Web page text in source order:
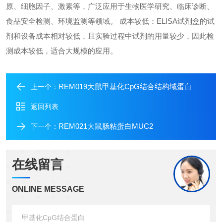
原、细胞因子、激素等，广泛应用于生物医学研究、临床诊断、
食品安全检测、环境监测等领域。 成本较低：ELISA试剂盒的试
剂和设备成本相对较低，且实验过程中试剂的用量较少，因此检
测成本较低，适合大规模的应用。
上一个： REM019大鼠甲基化CpG结合结构域蛋白
返回列表
下一个： REM021大鼠肠粘蛋白MUC2
在线留言
ONLINE MESSAGE